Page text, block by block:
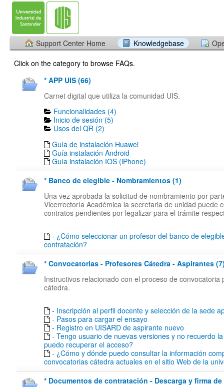
Support Center Home Knowledgebase
Click on the category to browse FAQs.
* APP UIS (66)
Carnet digital que utiliza la comunidad UIS.
Funcionalidades (4)
Inicio de sesión (5)
Usos del QR (2)
Guía de instalación Huawei
Guía instalación Android
Guía instalación IOS (iPhone)
* Banco de elegible - Nombramientos (1)
Una vez aprobada la solicitud de nombramiento por
Vicerrectoría Académica la secretaria de unidad puede
contratos pendientes por legalizar para el trámite
- ¿Cómo seleccionar un profesor del banco de
contratación?
* Convocatorias - Profesores Cátedra - Aspirantes
Instructivos relacionado con el proceso de convocatoria
cátedra.
- Inscripción al perfil docente y selección de la sede
- Pasos para cargar el ensayo
- Registro en UISARD de aspirante nuevo
- Tengo usuario de nuevas versiones y no recuerdo
puedo recuperar el acceso?
- ¿Cómo y dónde puedo consultar la información
convocatorias cátedra actuales en el sitio Web de la
* Documentos de contratación - Descarga y firma